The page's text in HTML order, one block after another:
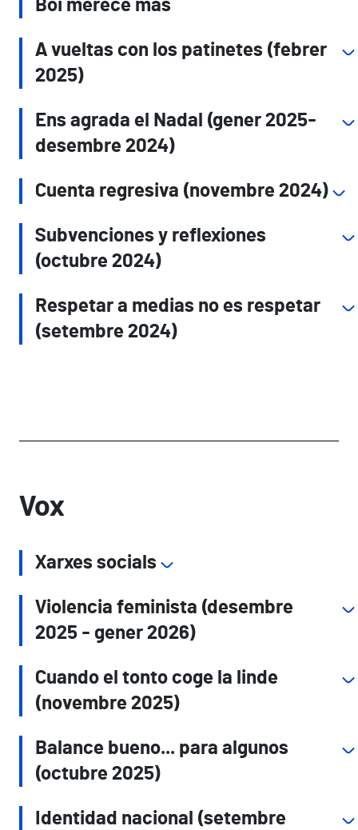
Boi merece más
A vueltas con los patinetes (febrer
2025)
Ens agrada el Nadal (gener 2025-
desembre 2024)
Cuenta regresiva (novembre 2024)
Subvenciones y reflexiones
(octubre 2024)
Respetar a medias no es respetar
(setembre 2024)
Vox
Xarxes socials
Violencia feminista (desembre
2025 - gener 2026)
Cuando el tonto coge la linde
(novembre 2025)
Balance bueno... para algunos
(octubre 2025)
Identidad nacional (setembre